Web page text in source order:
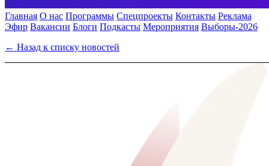
Главная О нас Программы Спецпроекты Контакты Реклама
Эфир Вакансии Блоги Подкасты Мероприятия Выборы-2026
← Назад к списку новостей